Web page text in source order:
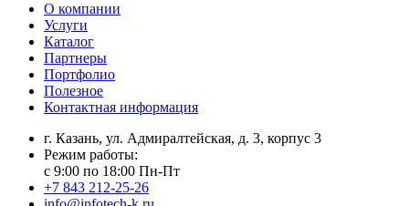
О компании
Услуги
Каталог
Партнеры
Портфолио
Полезное
Контактная информация
г. Казань, ул. Адмиралтейская, д. 3, корпус 3
Режим работы:
с 9:00 по 18:00 Пн-Пт
+7 843 212-25-26